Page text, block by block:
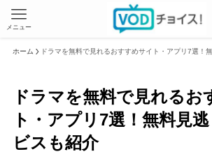
メニュー
ホーム ドラマを無料で見れるおすすめサイト・アプリ7選！
ドラマを無料で見れるお
ト・アプリ7選！無料見
ビスも紹介